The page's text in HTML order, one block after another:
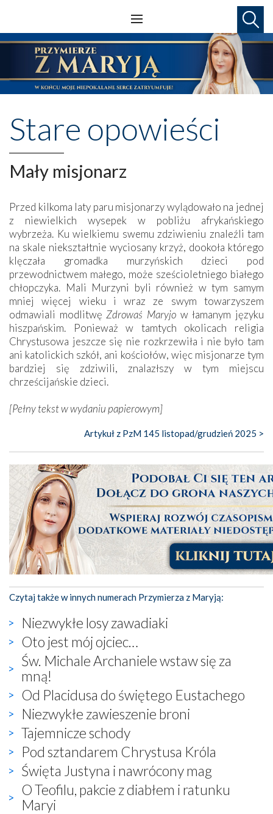
Stare opowieści
Mały misjonarz
Przed kilkoma laty paru misjonarzy wylądowało na jednej
z niewielkich wysepek w pobliżu afrykańskiego
wybrzeża. Ku wielkiemu swemu zdziwieniu znaleźli tam
na skale niekształtnie wyciosany krzyż, dookoła którego
klęczała gromadka murzyńskich dzieci pod
przewodnictwem małego, może sześcioletniego białego
chłopczyka. Mali Murzyni byli również w tym samym
mniej więcej wieku i wraz ze swym towarzyszem
odmawiali modlitwę Zdrowaś Maryjo w łamanym języku
hiszpańskim. Ponieważ w tamtych okolicach religia
Chrystusowa jeszcze się nie rozkrzewiła i nie było tam
ani katolickich szkół, ani kościołów, więc misjonarze tym
bardziej się zdziwili, znalazłszy w tym miejscu
chrześcijańskie dzieci.
[Pełny tekst w wydaniu papierowym]
Artykuł z PzM 145 listopad/grudzień 2025 >
Czytaj także w innych numerach Przymierza z Maryją:
Niezwykłe losy zawadiaki
Oto jest mój ojciec…
Św. Michale Archaniele wstaw się za
mną!
Od Placidusa do świętego Eustachego
Niezwykłe zawieszenie broni
Tajemnicze schody
Pod sztandarem Chrystusa Króla
Święta Justyna i nawrócony mag
O Teofilu, pakcie z diabłem i ratunku
Maryi